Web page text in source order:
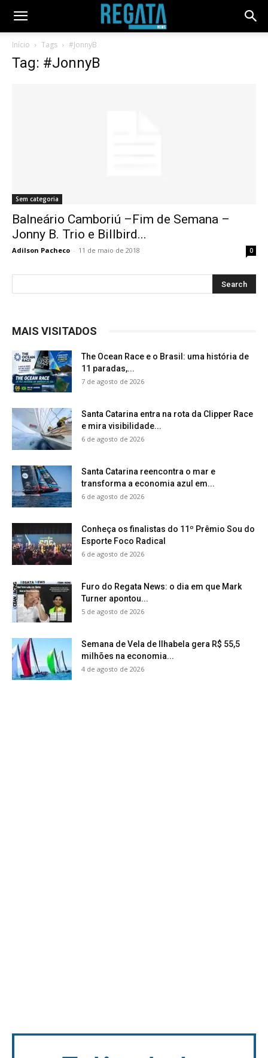
Início Tags #JonnyB
Tag: #JonnyB
Sem categoria
Balneário Camboriú –Fim de Semana –
Jonny B. Trio e Billbird...
Adilson Pacheco - 11 de maio de 2018 0
MAIS VISITADOS
The Ocean Race e o Brasil: uma história de
11 paradas,...
7 de agosto de 2026
Santa Catarina entra na rota da Clipper Race
e mira visibilidade...
6 de agosto de 2026
Santa Catarina reencontra o mar e
transforma a economia azul em...
6 de agosto de 2026
Conheça os finalistas do 11º Prêmio Sou do
Esporte Foco Radical
6 de agosto de 2026
Furo do Regata News: o dia em que Mark
Turner apontou...
5 de agosto de 2026
Semana de Vela de Ilhabela gera R$ 55,5
milhões na economia...
4 de agosto de 2026